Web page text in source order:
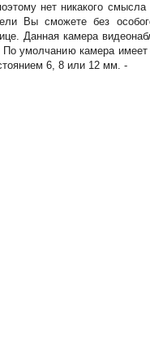
нет никакого смысла
Вы сможете без
Данная камера
умолчанию камера имеет
6, 8 или 12 мм. -